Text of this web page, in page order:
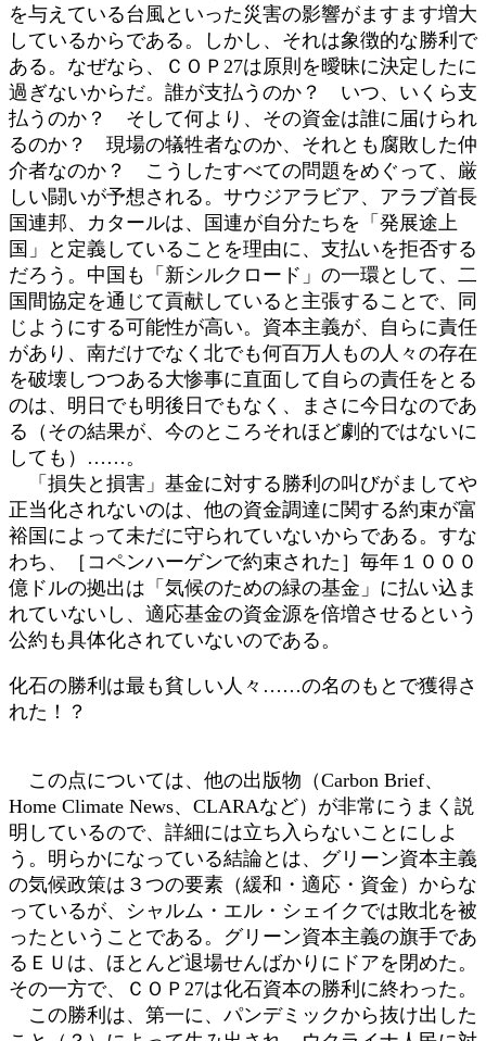
を与えている台風といった災害の影響がますます増大
しているからである。しかし、それは象徴的な勝利で
ある。なぜなら、ＣＯＰ27は原則を曖昧に決定したに
過ぎないからだ。誰が支払うのか？ いつ、いくら支
払うのか？ そして何より、その資金は誰に届けられ
るのか？ 現場の犠牲者なのか、それとも腐敗した仲
介者なのか？ こうしたすべての問題をめぐって、厳
しい闘いが予想される。サウジアラビア、アラブ首長
国連邦、カタールは、国連が自分たちを「発展途上
国」と定義していることを理由に、支払いを拒否する
だろう。中国も「新シルクロード」の一環として、二
国間協定を通じて貢献していると主張することで、同
じようにする可能性が高い。資本主義が、自らに責任
があり、南だけでなく北でも何百万人もの人々の存在
を破壊しつつある大惨事に直面して自らの責任をとる
のは、明日でも明後日でもなく、まさに今日なのであ
る（その結果が、今のところそれほど劇的ではないに
しても）……。
「損失と損害」基金に対する勝利の叫びがましてや
正当化されないのは、他の資金調達に関する約束が富
裕国によって未だに守られていないからである。すな
わち、［コペンハーゲンで約束された］毎年１０００
億ドルの拠出は「気候のための緑の基金」に払い込ま
れていないし、適応基金の資金源を倍増させるという
公約も具体化されていないのである。
化石の勝利は最も貧しい人々……の名のもとで獲得さ
れた！？
この点については、他の出版物（Carbon Brief、
Home Climate News、CLARAなど）が非常にうまく説
明しているので、詳細には立ち入らないことにしよ
う。明らかになっている結論とは、グリーン資本主義
の気候政策は３つの要素（緩和・適応・資金）からな
っているが、シャルム・エル・シェイクでは敗北を被
ったということである。グリーン資本主義の旗手であ
るＥＵは、ほとんど退場せんばかりにドアを閉めた。
その一方で、ＣＯＰ27は化石資本の勝利に終わった。
この勝利は、第一に、パンデミックから抜け出した